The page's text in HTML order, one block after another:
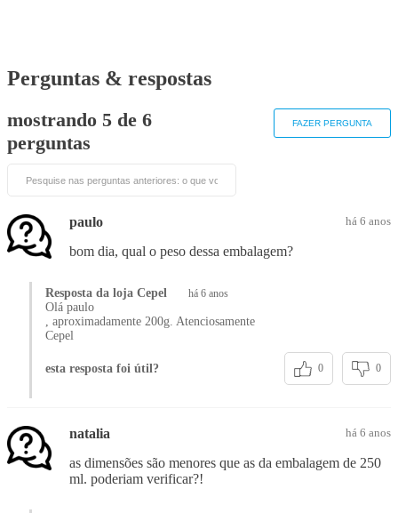
Perguntas & respostas
mostrando 5 de 6
perguntas
FAZER PERGUNTA
paulo há 6 anos
bom dia, qual o peso dessa embalagem?
Resposta da loja Cepel há 6 anos
Olá paulo
, aproximadamente 200g. Atenciosamente
Cepel
esta resposta foi útil? 0 0
natalia há 6 anos
as dimensões são menores que as da embalagem de 250
ml. poderiam verificar?!